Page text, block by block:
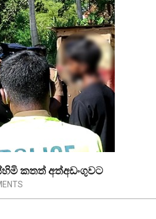
කතත් අත්අඩංගුවට